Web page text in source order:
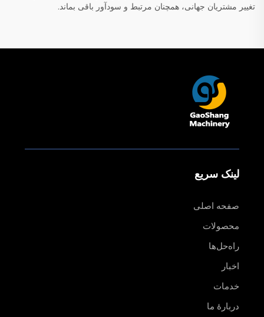
تغییر مشتریان جهانی، همچنان مرتبط و سودآور باقی بماند.
لینک سریع
صفحه اصلی
محصولات
راه‌حل‌ها
اخبار
خدمات
دربارهٔ ما